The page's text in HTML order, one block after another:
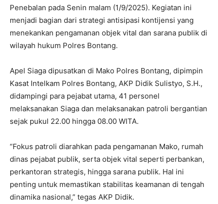
Penebalan pada Senin malam (1/9/2025). Kegiatan ini
menjadi bagian dari strategi antisipasi kontijensi yang
menekankan pengamanan objek vital dan sarana publik di
wilayah hukum Polres Bontang.
Apel Siaga dipusatkan di Mako Polres Bontang, dipimpin
Kasat Intelkam Polres Bontang, AKP Didik Sulistyo, S.H.,
didampingi para pejabat utama, 41 personel
melaksanakan Siaga dan melaksanakan patroli bergantian
sejak pukul 22.00 hingga 08.00 WITA.
“Fokus patroli diarahkan pada pengamanan Mako, rumah
dinas pejabat publik, serta objek vital seperti perbankan,
perkantoran strategis, hingga sarana publik. Hal ini
penting untuk memastikan stabilitas keamanan di tengah
dinamika nasional,” tegas AKP Didik.